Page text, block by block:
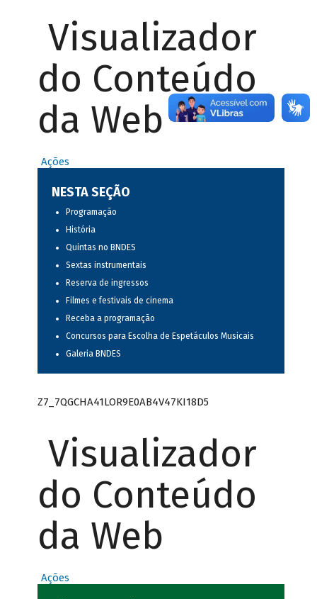
Visualizador
do Conteúdo
da Web
Ações
NESTA SEÇÃO
Programação
História
Quintas no BNDES
Sextas instrumentais
Reserva de ingressos
Filmes e festivais de cinema
Receba a programação
Concursos para Escolha de Espetáculos Musicais
Galeria BNDES
Z7_7QGCHA41LOR9E0AB4V47KI18D5
Visualizador
do Conteúdo
da Web
Ações